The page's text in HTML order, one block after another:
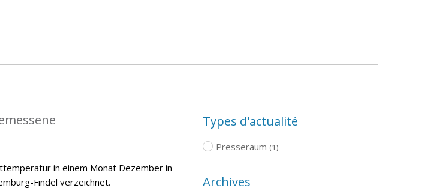
in einem Monat Dezember in
Findel verzeichnet.
Types d'actualité
Presseraum (1)
Archives